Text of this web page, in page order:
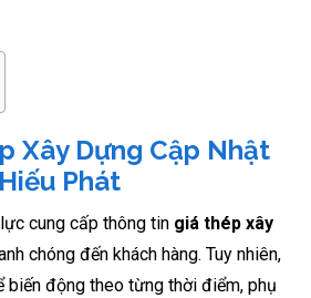
Xây Dựng Cập Nhật
Phát
cung cấp thông tin giá thép xây
chóng đến khách hàng. Tuy nhiên,
biến động theo từng thời điểm, phụ